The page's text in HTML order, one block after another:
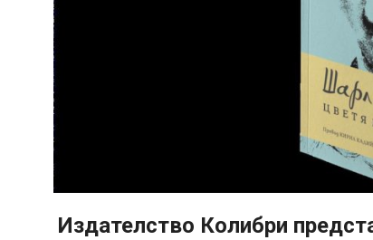
Издателство Колибри